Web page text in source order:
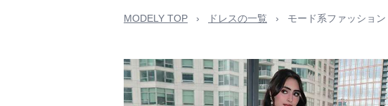
MODELY TOP › ドレスの一覧 › モード系ファッショ